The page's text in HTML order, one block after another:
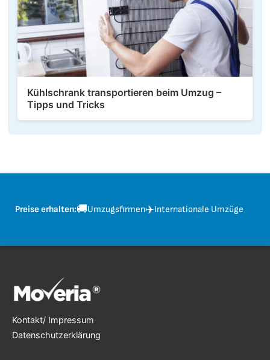
Kühlschrank transportieren beim Umzug –
Tipps und Tricks
Preise erhalten:🚚Umzugsfirmen✈️Internationale Umzüge
Kontakt/ Impressum
Datenschutzerklärung